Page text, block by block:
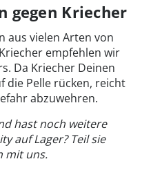
gegen Kriecher
aus vielen Arten von
empfehlen wir
Da Kriecher Deinen
die Pelle rücken, reicht
abzuwehren.
hast noch weitere
auf Lager? Teil sie
mit uns.